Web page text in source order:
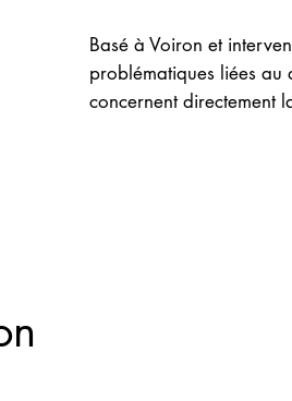
Basé à Voiron et
problématiques liées
concernent directement